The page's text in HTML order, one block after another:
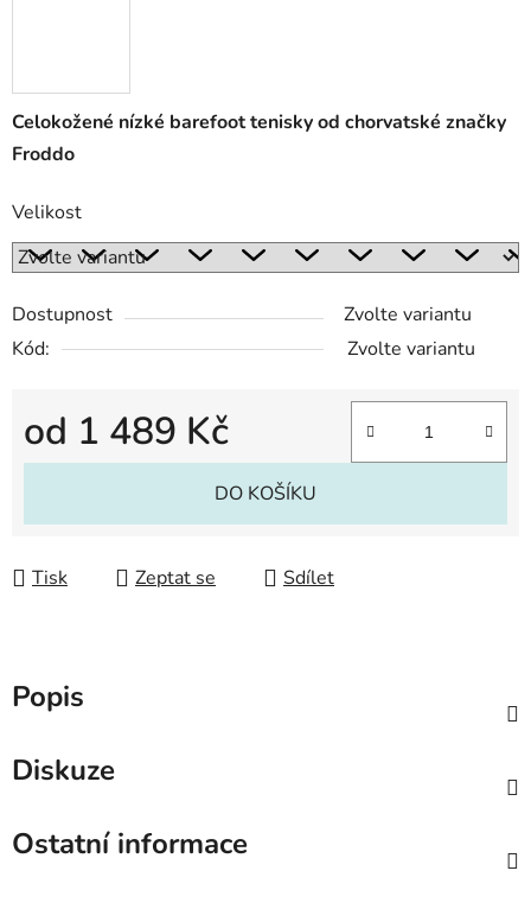
Celokožené nízké barefoot tenisky od chorvatské značky
Froddo
Velikost
Dostupnost
Zvolte variantu
Kód:
Zvolte variantu
od 1 489 Kč
Měrná cena:
DO KOŠÍKU
Tisk Zeptat se Sdílet
Popis
Diskuze
Ostatní informace